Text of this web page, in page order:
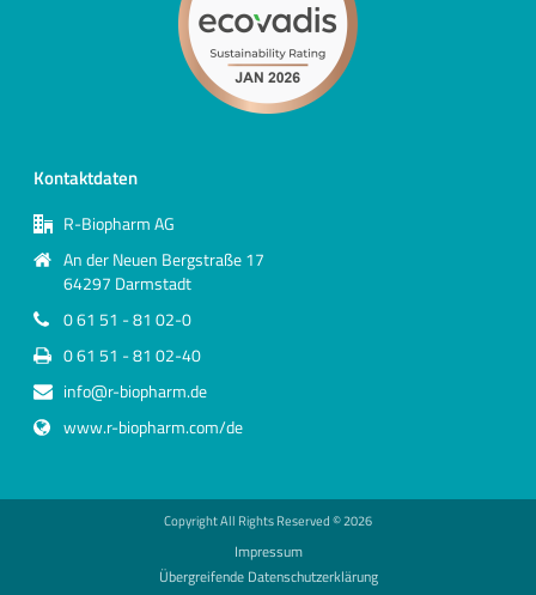
Kontaktdaten
R-Biopharm AG
An der Neuen Bergstraße 17
64297 Darmstadt
0 61 51 - 81 02-0
0 61 51 - 81 02-40
info@r-biopharm.de
www.r-biopharm.com/de
Copyright All Rights Reserved ©2026
Impressum
Übergreifende Datenschutzerklärung